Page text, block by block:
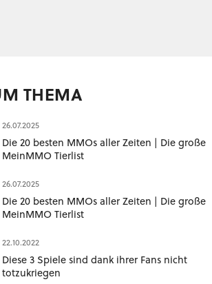
THEMA
26.07.2025
Die 20 besten MMOs aller Zeiten | Die große
MeinMMO Tierlist
26.07.2025
Die 20 besten MMOs aller Zeiten | Die große
MeinMMO Tierlist
22.10.2022
Diese 3 Spiele sind dank ihrer Fans nicht
totzukriegen